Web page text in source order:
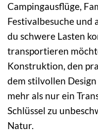
Campingausflüge,
Festivalbesuche und
du schwere Lasten
transportieren
Konstruktion, den
dem stilvollen
mehr als nur ein
Schlüssel zu
Natur.